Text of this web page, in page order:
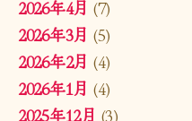
2026年4月 (7)
2026年3月 (5)
2026年2月 (4)
2026年1月 (4)
2025年12月 (3)